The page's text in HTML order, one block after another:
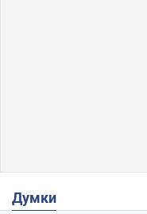
Думки